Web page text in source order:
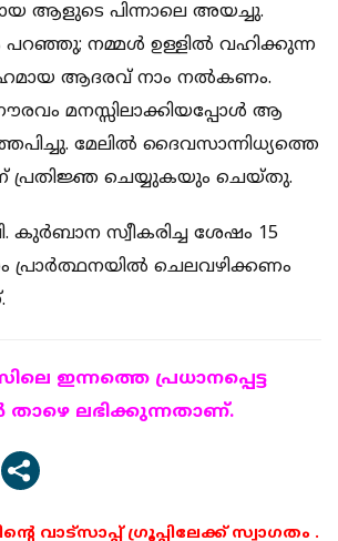
ആളുടെ പിന്നാലെ അയച്ചു.
പറഞ്ഞു; നമ്മള്‍ ഉള്ളില്‍ വഹിക്കുന്ന
ആദരവ് നാം നല്‍കണം.
മനസ്സിലാക്കിയപ്പോള്‍ ആ
മേലില്‍ ദൈവസാന്നിധ്യത്തെ
പ്രതിജ്ഞ ചെയ്യുകയും ചെയ്തു.
കുര്‍ബാന സ്വീകരിച്ച ശേഷം 15
പ്രാര്‍ത്ഥനയില്‍ ചെലവഴിക്കണം
ഇന്നത്തെ പ്രധാനപ്പെട്ട
ലഭിക്കുന്നതാണ്.
വാട്സാപ്പ് ഗ്രൂപ്പിലേക്ക് സ്വാഗതം .